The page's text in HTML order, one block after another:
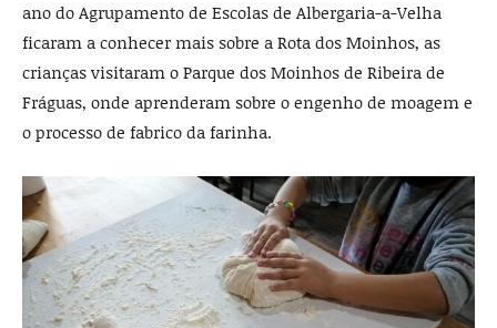
ano do Agrupamento de Escolas de Albergaria-a-Velha
ficaram a conhecer mais sobre a Rota dos Moinhos, as
crianças visitaram o Parque dos Moinhos de Ribeira de
Fráguas, onde aprenderam sobre o engenho de moagem e
o processo de fabrico da farinha.